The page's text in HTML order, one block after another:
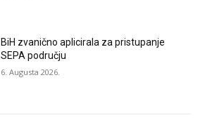
BiH zvanično aplicirala za pristupanje
SEPA području
6. Augusta 2026.